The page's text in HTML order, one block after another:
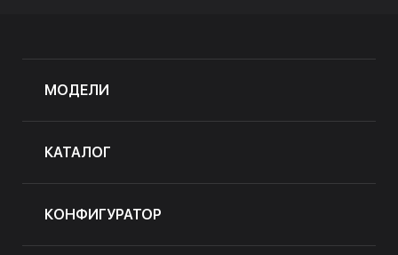
МОДЕЛИ
КАТАЛОГ
КОНФИГУРАТОР